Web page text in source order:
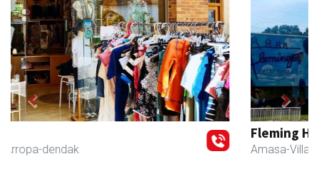
Amasa-Villabona
Previous Next